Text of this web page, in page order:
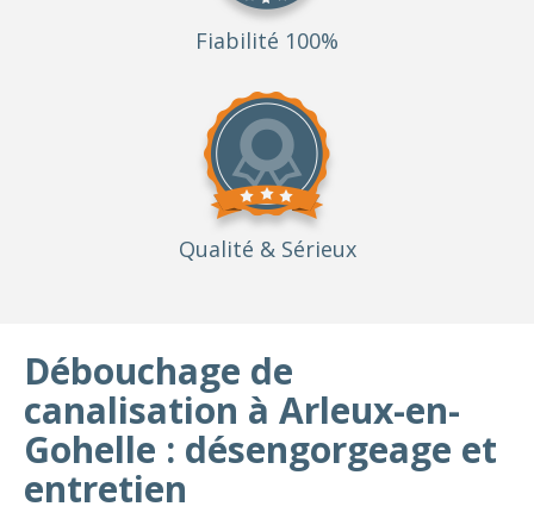
Fiabilité 100%
Qualité & Sérieux
Débouchage de
canalisation à Arleux-en-
Gohelle : désengorgeage et
entretien